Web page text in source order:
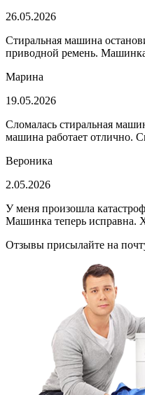
26.05.2026
Стиральная машина
приводной ремень. Машинка
Марина
19.05.2026
Сломалась стиральная
машина работает отлично.
Вероника
2.05.2026
У меня произошла
Машинка теперь исправна.
Отзывы присылайте на